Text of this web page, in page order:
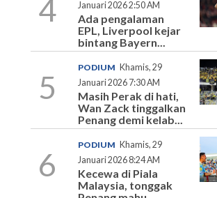
4
Januari 2026 2:50 AM
Ada pengalaman
EPL, Liverpool kejar
bintang Bayern...
5
PODIUM Khamis, 29
Januari 2026 7:30 AM
Masih Perak di hati,
Wan Zack tinggalkan
Penang demi kelab...
6
PODIUM Khamis, 29
Januari 2026 8:24 AM
Kecewa di Piala
Malaysia, tonggak